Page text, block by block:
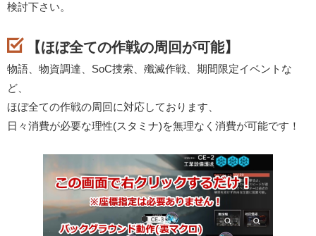
検討下さい。
【ほぼ全ての作戦の周回が可能】
物語、物資調達、SoC捜索、殲滅作戦、期間限定イベントな
ど、
ほぼ全ての作戦の周回に対応しております、
日々消費が必要な理性(スタミナ)を無理なく消費が可能です！